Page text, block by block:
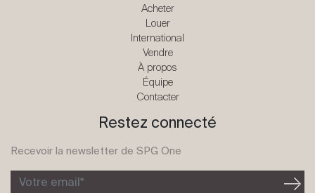
Acheter
Louer
International
Vendre
À propos
Équipe
Contacter
Restez connecté
Recevoir la newsletter de SPG One
Votre email*